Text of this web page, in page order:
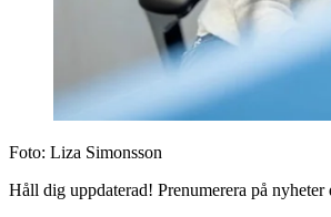
Foto: Liza Simonsson
Håll dig uppdaterad! Prenumerera på nyheter